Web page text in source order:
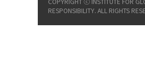
RESPONSIBILITY. ALL RIGHTS